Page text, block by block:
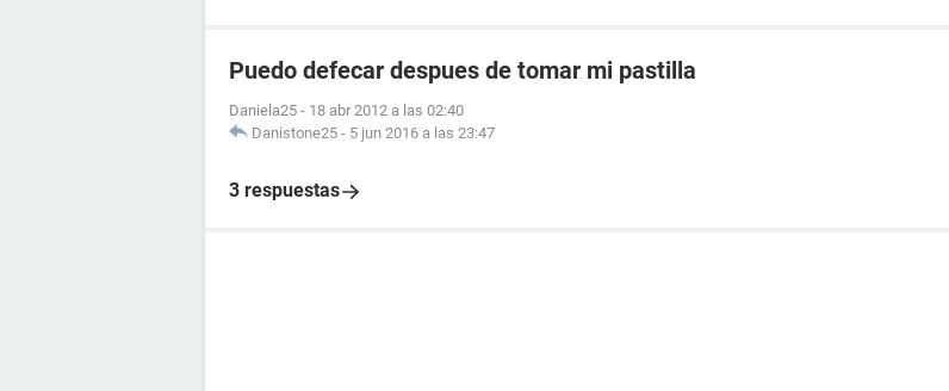
Puedo defecar despues de tomar mi pastilla
Daniela25 - 18 abr 2012 a las 02:40
Danistone25 - 5 jun 2016 a las 23:47
3 respuestas